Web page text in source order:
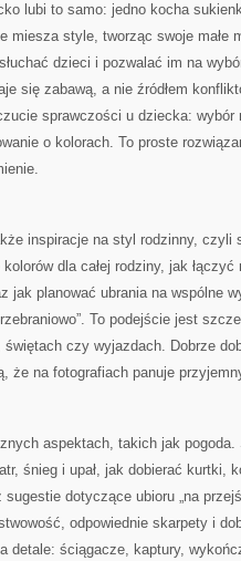
lubi to samo: jedno kocha
miesza style, tworząc swoje małe
dzieci i pozwalać im na
się zabawą, a nie źródłem
sprawczości u dziecka: wybór
o kolorach. To proste
inspiracje na styl rodzinny, czyli
dla całej rodziny, jak łączyć
jak planować ubrania na wspólne
To podejście jest
czy wyjazdach. Dobrze
że na fotografiach panuje
aspektach, takich jak
śnieg i upał, jak dobierać kurtki,
dotyczące ubioru „na
odpowiednie skarpety i
detale: ściągacze, kaptury,